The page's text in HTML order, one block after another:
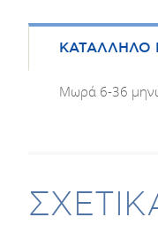
ΚΑΤΑΛΛΗΛΟ
Μωρά 6-36